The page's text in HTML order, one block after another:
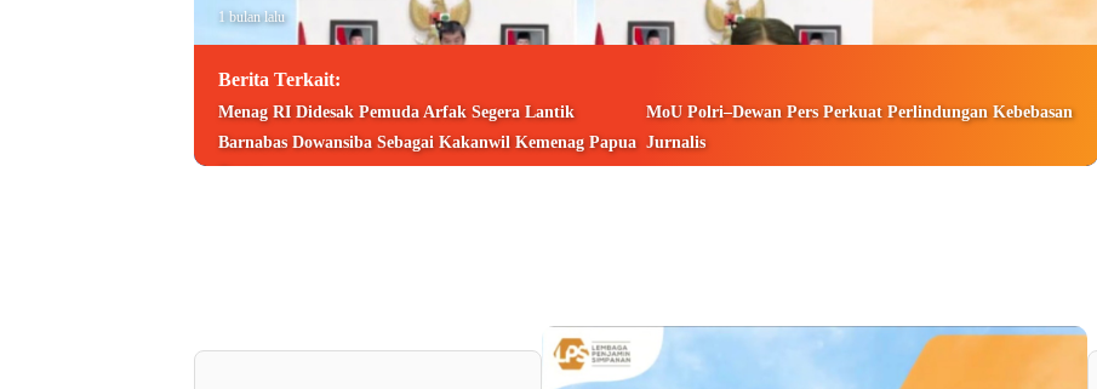
1 bulan lalu
Berita Terkait:
Menag RI Didesak Pemuda Arfak Segera Lantik
Barnabas Dowansiba Sebagai Kakanwil Kemenag Papua
MoU Polri–Dewan Pers Perkuat Perlindungan Kebebasan
Jurnalis